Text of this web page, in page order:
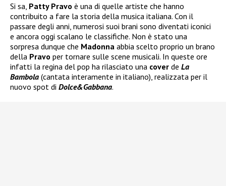
Si sa, Patty Pravo è una di quelle artiste che hanno
contribuito a fare la storia della musica italiana. Con il
passare degli anni, numerosi suoi brani sono diventati iconici
e ancora oggi scalano le classifiche. Non è stato una
sorpresa dunque che Madonna abbia scelto proprio un brano
della Pravo per tornare sulle scene musicali. In queste ore
infatti la regina del pop ha rilasciato una cover de La
Bambola (cantata interamente in italiano), realizzata per il
nuovo spot di Dolce&Gabbana.